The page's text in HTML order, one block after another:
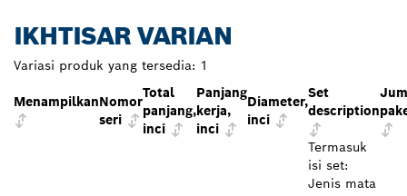
IKHTISAR VARIAN
Variasi produk yang tersedia: 1
MenampilkanNomor
seri
Total
panjang,
inci
Panjang
kerja,
inci
Diameter,
inci
Set
description
Termasuk
isi set:
Jenis mata